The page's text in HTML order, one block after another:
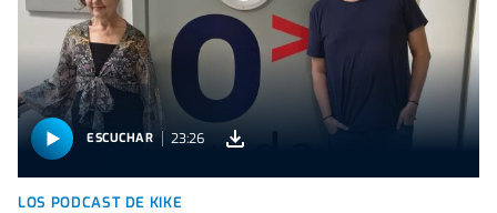
ESCUCHAR 23:26
LOS PODCAST DE KIKE